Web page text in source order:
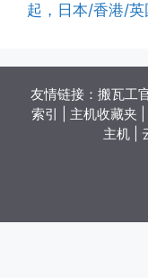
起，日本/香港/
友情链接： 搬瓦工
索引
主机收藏夹
主机|